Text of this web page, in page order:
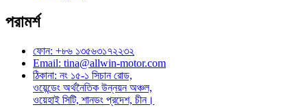
পরামর্শ
ফোন: +৮৬ ১৩৫৬৩১৭২২৩২
Email: tina@allwin-motor.com
ঠিকানা: নং ১৫-১ সিচান রোড,
ওয়েন্ডেং অর্থনৈতিক উন্নয়ন অঞ্চল,
ওয়েহাই সিটি, শানডং প্রদেশ, চীন।